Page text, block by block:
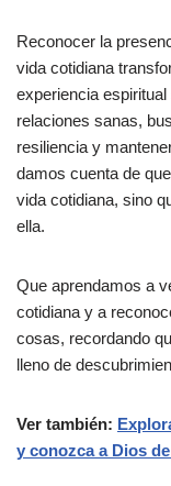
Reconocer la
vida cotidiana
experiencia
relaciones sanas,
resiliencia y
damos cuenta de
vida cotidiana, sino
ella.
Que aprendamos a
cotidiana y a
cosas, recordando
lleno de
Ver también:
y conozca a Dios